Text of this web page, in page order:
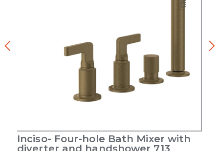
Inciso- Four-hole Bath Mixer with
diverter and handshower 713